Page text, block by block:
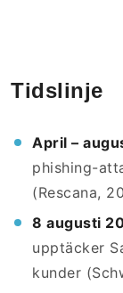
Tidslinje
April –
phishing-
(Rescana,
8 augusti
upptäcker
kunder